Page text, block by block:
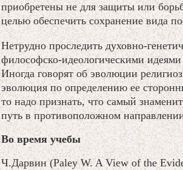
приобретены не для защиты или
целью обеспечить сохранение вида
Нетрудно проследить духовно-
философско-идеологическими
Иногда говорят об эволюции
эволюция по определению ее
то надо признать, что самый
путь в противоположном
Во время учебы
Ч.Дарвин (Paley W. A View of the